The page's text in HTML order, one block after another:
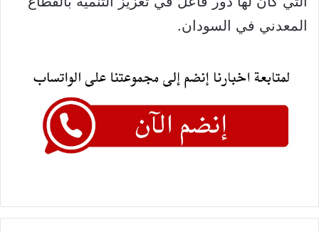
المعدني في السودان.